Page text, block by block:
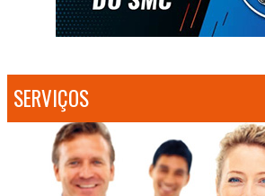
SERVIÇOS